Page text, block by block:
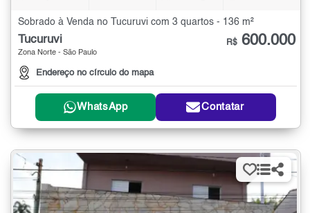
Sobrado à Venda no Tucuruvi com 3 quartos - 136 m²
Tucuruvi
Zona Norte - São Paulo
Endereço no círculo do mapa
R$ 600.000
WhatsApp Contatar